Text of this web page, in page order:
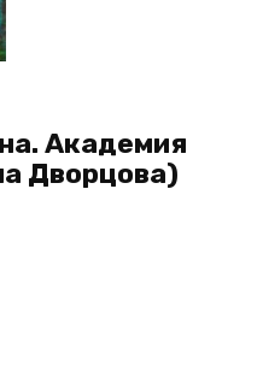
Академия
Дворцова)